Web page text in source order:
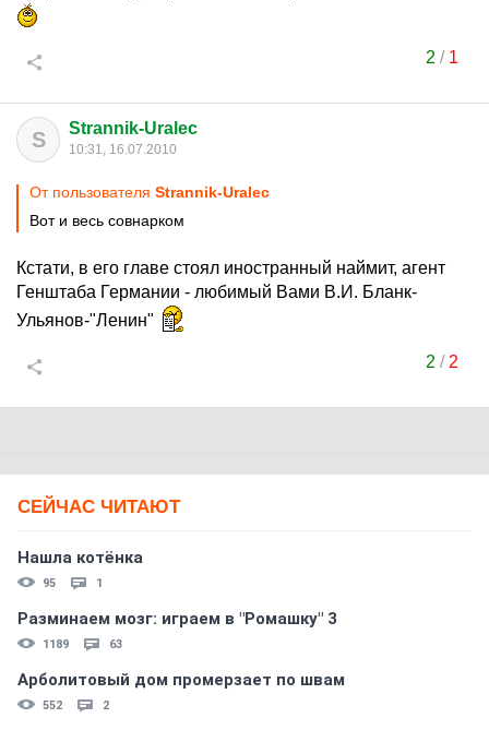
2 / 1
S Strannik-Uralec
10:31, 16.07.2010
От пользователя Strannik-Uralec
Вот и весь совнарком
Кстати, в его главе стоял иностранный наймит, агент
Генштаба Германии - любимый Вами В.И. Бланк-
Ульянов-"Ленин"
2 / 2
СЕЙЧАС ЧИТАЮТ
Нашла котёнка
95 1
Разминаем мозг: играем в "Ромашку" 3
1189 63
Арболитовый дом промерзает по швам
552 2